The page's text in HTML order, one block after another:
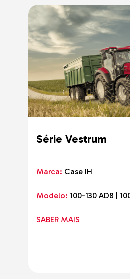
Série Vestrum
Marca: Case IH
Modelo: 100-130 AD8 |
SABER MAIS